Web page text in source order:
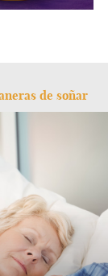
de soñar